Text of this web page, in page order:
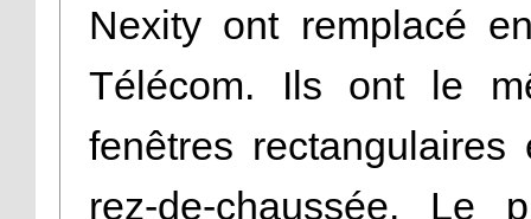
Nexity ont remplacé
Télécom. Ils ont le
fenêtres
rez-de-chaussée. Le